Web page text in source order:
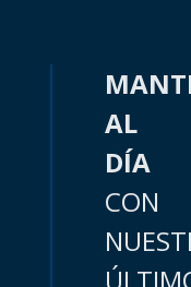
AL
DÍA
CON